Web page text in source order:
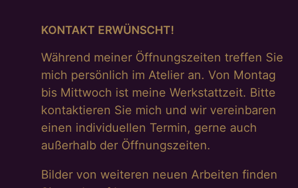
KONTAKT ERWÜNSCHT!
Während meiner Öffnungszeiten treffen Sie
mich persönlich im Atelier an. Von Montag
bis Mittwoch ist meine Werkstattzeit. Bitte
kontaktieren Sie mich und wir vereinbaren
einen individuellen Termin, gerne auch
außerhalb der Öffnungszeiten.
Bilder von weiteren neuen Arbeiten finden